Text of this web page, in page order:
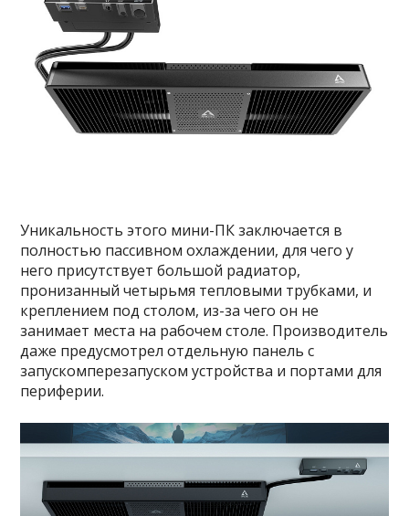
Уникальность этого мини-ПК заключается в
полностью пассивном охлаждении, для чего у
него присутствует большой радиатор,
пронизанный четырьмя тепловыми трубками, и
креплением под столом, из-за чего он не
занимает места на рабочем столе. Производитель
даже предусмотрел отдельную панель с
запускомперезапуском устройства и портами для
периферии.